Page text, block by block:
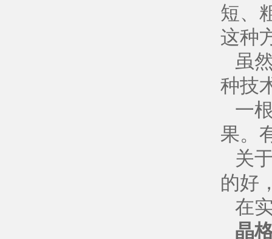
短、
这种
虽
种技
一
果。
关
的好
在
晶